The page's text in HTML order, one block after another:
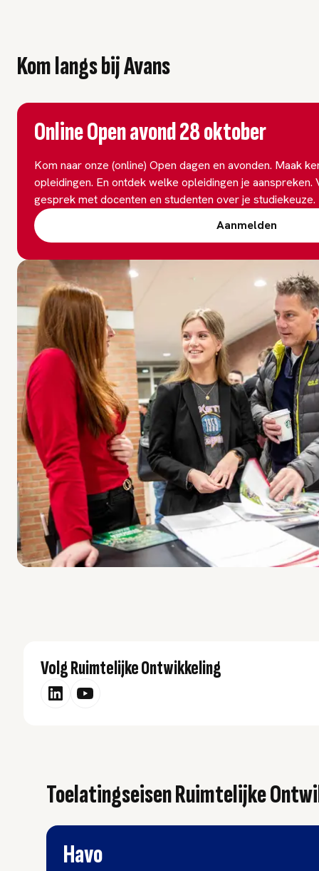
Kom langs bij Avans
Online Open avond 28 oktober
Kom naar onze (online) Open dagen en avonden. Maak
opleidingen. En ontdek welke opleidingen je aanspreken.
gesprek met docenten en studenten over je studiekeuze.
Aanmelden
Volg Ruimtelijke Ontwikkeling
Toelatingseisen Ruimtelijke
Havo